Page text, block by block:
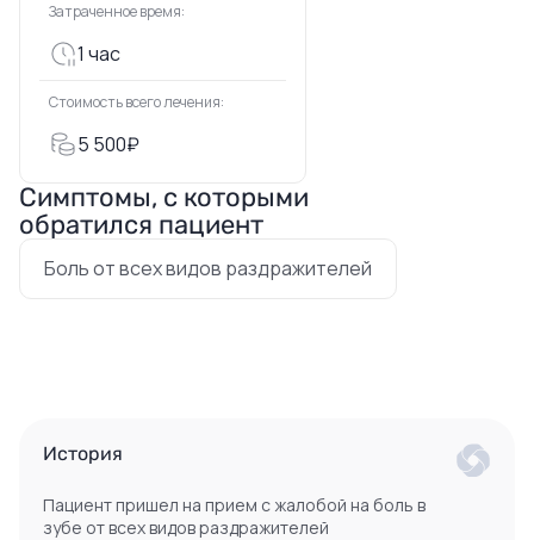
Затраченное время:
1 час
Стоимость всего лечения:
5 500₽
Симптомы, с которыми
обратился пациент
Боль от всех видов раздражителей
История
Пациент пришел на прием с жалобой на боль в
зубе от всех видов раздражителей